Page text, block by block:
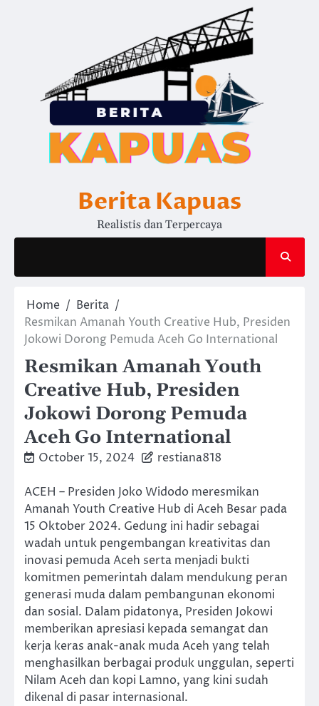
Berita Kapuas
Realistis dan Terpercaya
Home
Berita
Resmikan Amanah Youth Creative Hub, Presiden
Jokowi Dorong Pemuda Aceh Go International
Resmikan Amanah Youth
Creative Hub, Presiden
Jokowi Dorong Pemuda
Aceh Go International
October 15, 2024 restiana818
ACEH – Presiden Joko Widodo meresmikan
Amanah Youth Creative Hub di Aceh Besar pada
15 Oktober 2024. Gedung ini hadir sebagai
wadah untuk pengembangan kreativitas dan
inovasi pemuda Aceh serta menjadi bukti
komitmen pemerintah dalam mendukung peran
generasi muda dalam pembangunan ekonomi
dan sosial. Dalam pidatonya, Presiden Jokowi
memberikan apresiasi kepada semangat dan
kerja keras anak-anak muda Aceh yang telah
menghasilkan berbagai produk unggulan, seperti
Nilam Aceh dan kopi Lamno, yang kini sudah
dikenal di pasar internasional.